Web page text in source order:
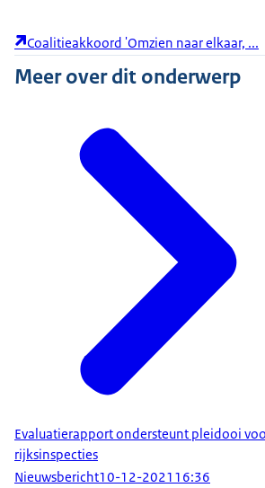
Coalitieakkoord 'Omzien naar elkaar, ...
Meer over dit onderwerp
Evaluatierapport ondersteunt pleidooi
rijksinspecties
Nieuwsbericht10-12-2021 16:36